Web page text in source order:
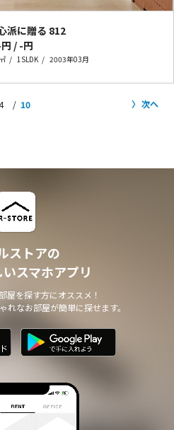
派に贈る 812
/ -円
1SLDK 2003年03月
10 次へ
ストアの
スマホアプリ
屋を探す方にオススメ！
れなお部屋が簡単に探せます。